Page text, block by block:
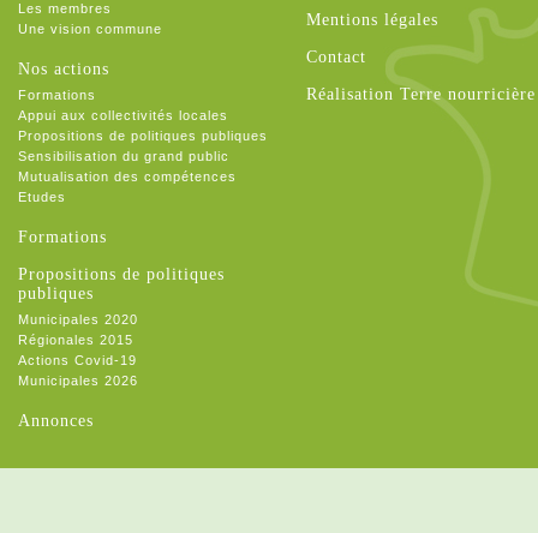
Les membres
Une vision commune
Nos actions
Formations
Appui aux collectivités locales
Propositions de politiques publiques
Sensibilisation du grand public
Mutualisation des compétences
Etudes
Formations
Propositions de politiques
publiques
Municipales 2020
Régionales 2015
Actions Covid-19
Municipales 2026
Annonces
Mentions légales
Contact
Réalisation Terre nourricière